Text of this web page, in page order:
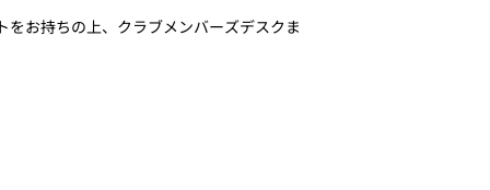
お持ちの上、クラブメンバーズデスクま